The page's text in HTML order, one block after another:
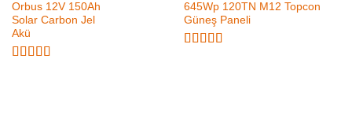
Orbus 12V 150Ah
Solar Carbon Jel
Akü
645Wp 120TN M12 Topcon
Güneş Paneli